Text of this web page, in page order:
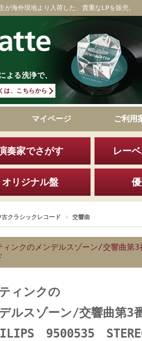
海外現地より入荷した、貴重なLPを販売。
よる洗浄で、
は、こちらから
マイページ ご利用
奏家でさがす レー
オリジナル盤
古クラシックレコード 交響曲
ィンクのメンデルスゾーン/交響
ィンクの
ルスゾーン/交響曲第3
9500535